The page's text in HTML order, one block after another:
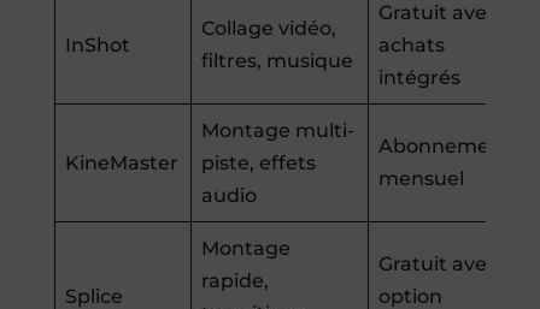
InShot
Collage vidéo,
filtres, musique
Gratuit avec
achats
intégrés
KineMaster
Montage multi-
piste, effets
audio
Abonnement
mensuel
Splice
Montage
rapide,
Gratuit avec
option